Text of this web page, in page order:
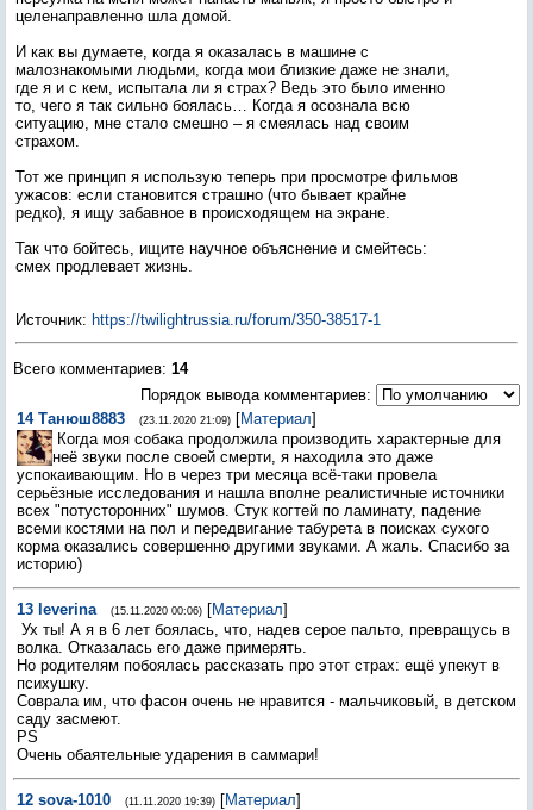
целенаправленно шла домой.
И как вы думаете, когда я оказалась в машине с
малознакомыми людьми, когда мои близкие даже не знали,
где я и с кем, испытала ли я страх? Ведь это было именно
то, чего я так сильно боялась… Когда я осознала всю
ситуацию, мне стало смешно – я смеялась над своим
страхом.
Тот же принцип я использую теперь при просмотре фильмов
ужасов: если становится страшно (что бывает крайне
редко), я ищу забавное в происходящем на экране.
Так что бойтесь, ищите научное объяснение и смейтесь:
смех продлевает жизнь.
Источник: https://twilightrussia.ru/forum/350-38517-1
Всего комментариев: 14
Порядок вывода комментариев:
14 Танюш8883 (23.11.2020 21:09) [Материал]
Когда моя собака продолжила производить характерные для
неё звуки после своей смерти, я находила это даже
успокаивающим. Но в через три месяца всё-таки провела
серьёзные исследования и нашла вполне реалистичные источники
всех "потусторонних" шумов. Стук когтей по ламинату, падение
всеми костями на пол и передвигание табурета в поисках сухого
корма оказались совершенно другими звуками. А жаль. Спасибо за
историю)
13 leverina (15.11.2020 00:06) [Материал]
Ух ты! А я в 6 лет боялась, что, надев серое пальто, превращусь в
волка. Отказалась его даже примерять.
Но родителям побоялась рассказать про этот страх: ещё упекут в
психушку.
Соврала им, что фасон очень не нравится - мальчиковый, в детском
саду засмеют.
PS
Очень обаятельные ударения в саммари!
12 sova-1010 (11.11.2020 19:39) [Материал]